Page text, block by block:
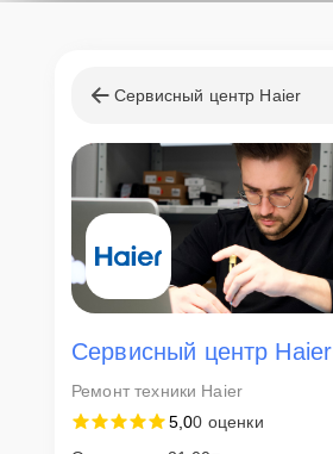
Сервисный центр Haier
Сервисный центр Haier
Ремонт техники Haier
5,00 оценки